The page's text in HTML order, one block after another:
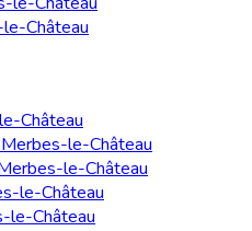
Château
Château
le-Château
le-Château
le-Château
le-Château